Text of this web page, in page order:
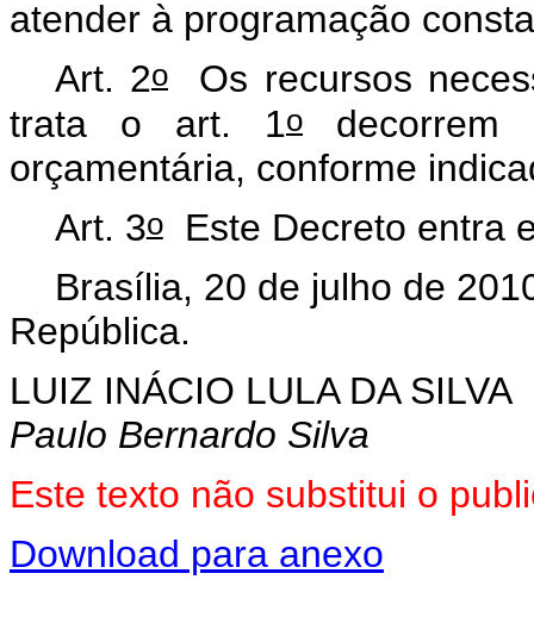
atender à programação
Art. 2oOs recursos
trata o art. 1o decorrem
orçamentária, conforme
Art. 3oEste Decreto entra
Brasília, 20 de julho de
República.
LUIZ INÁCIO LULA DA SILVA
Paulo Bernardo Silva
Este texto não substitui o
Download para anexo